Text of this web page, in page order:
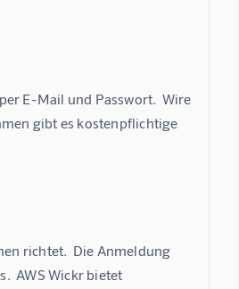
E-Mail und Passwort.  Wire
gibt es kostenpflichtige
richtet.  Die Anmeldung
AWS Wickr bietet